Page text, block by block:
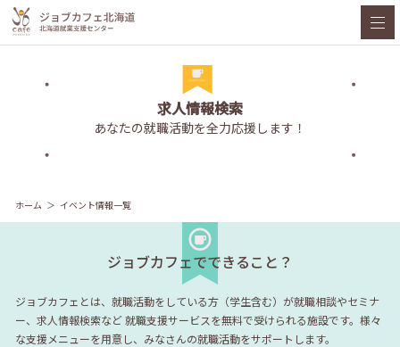
求人情報検索
あなたの就職活動を全力応援します！
ホーム イベント情報一覧
ジョブカフェでできること？
ジョブカフェとは、就職活動をしている方（学生含む）が就職相談やセミナ
ー、求人情報検索など就職支援サービスを無料で受けられる施設です。様々
な支援メニューを用意し、みなさんの就職活動をサポートします。